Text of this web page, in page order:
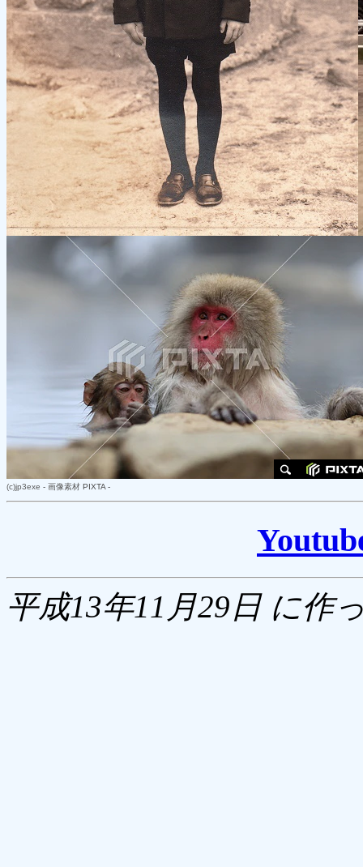
(c)jp3exe - 画像素材 PIXTA -
平成13年11月29日 に作